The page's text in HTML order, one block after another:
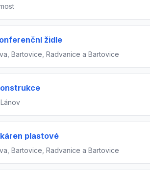
židle
Bartovice, Radvanice a Bartovice
plastové
Bartovice, Radvanice a Bartovice